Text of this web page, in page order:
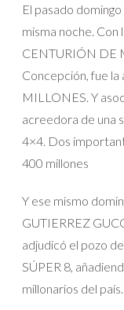
El pasado
misma noche.
CENTURIÓN DE
Concepción, fue
MILLONES. Y
acreedora de una
4×4. Dos
400 millones
Y ese mismo
GUTIERREZ
adjudicó el pozo
SÚPER 8,
millonarios del país.